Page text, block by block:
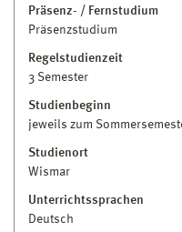
Prof. Dr. iur. habil.
Professor
Fakultät für
Studiengangsleitung
03841 753–7286
hans-
Persönliche Seite
Madeleine Tolani
Prof. Dr. jur. habil.
Präsenz- / Fernstudium
Präsenzstudium
Regelstudienzeit
3 Semester
Studienbeginn
jeweils zum
Studienort
Wismar
Unterrichtssprachen
Deutsch